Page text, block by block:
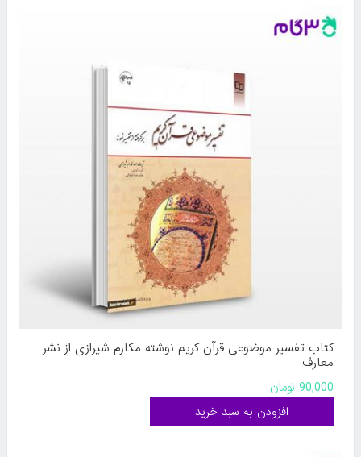
کتاب تفسیر موضوعی قرآن کریم نوشته مکارم شیرازی از نشر
معارف
90,000 تومان